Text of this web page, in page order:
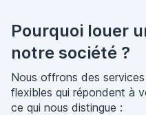
Pourquoi louer
notre société ?
Nous offrons des
flexibles qui répondent à
ce qui nous distingue :